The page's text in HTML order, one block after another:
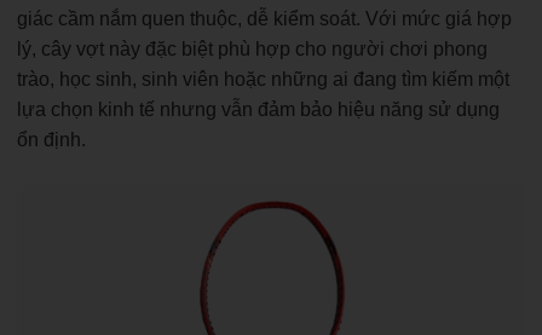
giác cầm nắm quen thuộc, dễ kiểm soát. Với mức giá hợp
lý, cây vợt này đặc biệt phù hợp cho người chơi phong
trào, học sinh, sinh viên hoặc những ai đang tìm kiếm một
lựa chọn kinh tế nhưng vẫn đảm bảo hiệu năng sử dụng
ổn định.